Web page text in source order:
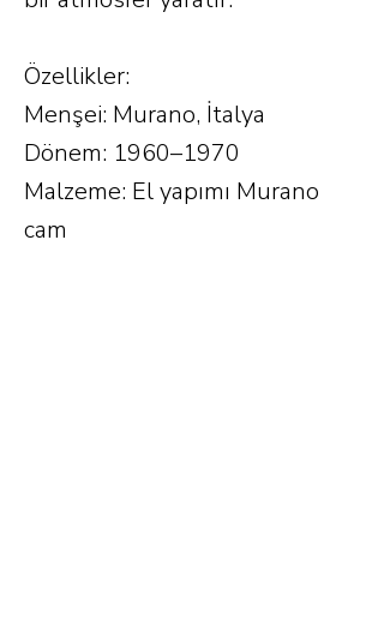
Özellikler:
Menşei: Murano, İtalya
Dönem: 1960–1970
Malzeme: El yapımı Murano
cam